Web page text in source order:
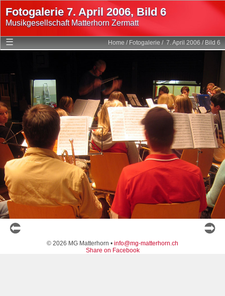
Fotogalerie 7. April 2006, Bild 6
Musikgesellschaft Matterhorn Zermatt
☰ Home / Fotogalerie / 7. April 2006 / Bild 6
Home
Programm
Fotogalerie
Multimedia
Geschichte
Statuten
Links
Login
© 2026 MG Matterhorn • info@mg-matterhorn.ch
Share on Facebook